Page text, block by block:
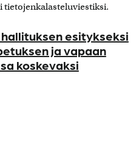
tietojenkalasteluviestiksi.
esitykseksi
ja vapaan
koskevaksi